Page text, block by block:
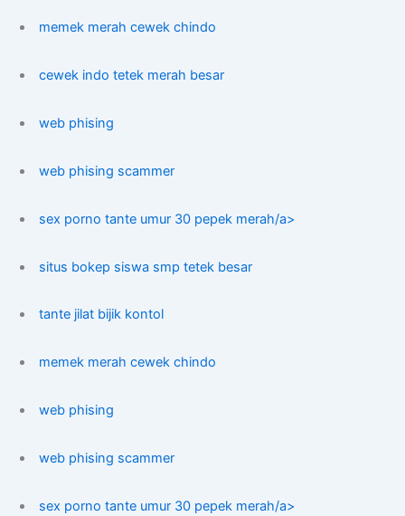
memek merah cewek chindo
cewek indo tetek merah besar
web phising
web phising scammer
sex porno tante umur 30 pepek merah/a>
situs bokep siswa smp tetek besar
tante jilat bijik kontol
memek merah cewek chindo
web phising
web phising scammer
sex porno tante umur 30 pepek merah/a>